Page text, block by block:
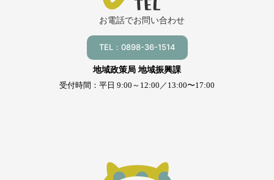
お電話でお問い合わせ
TEL：0898-36-1514
地域政策局 地域振興課
受付時間：平日 9:00～12:00／13:00〜17:00